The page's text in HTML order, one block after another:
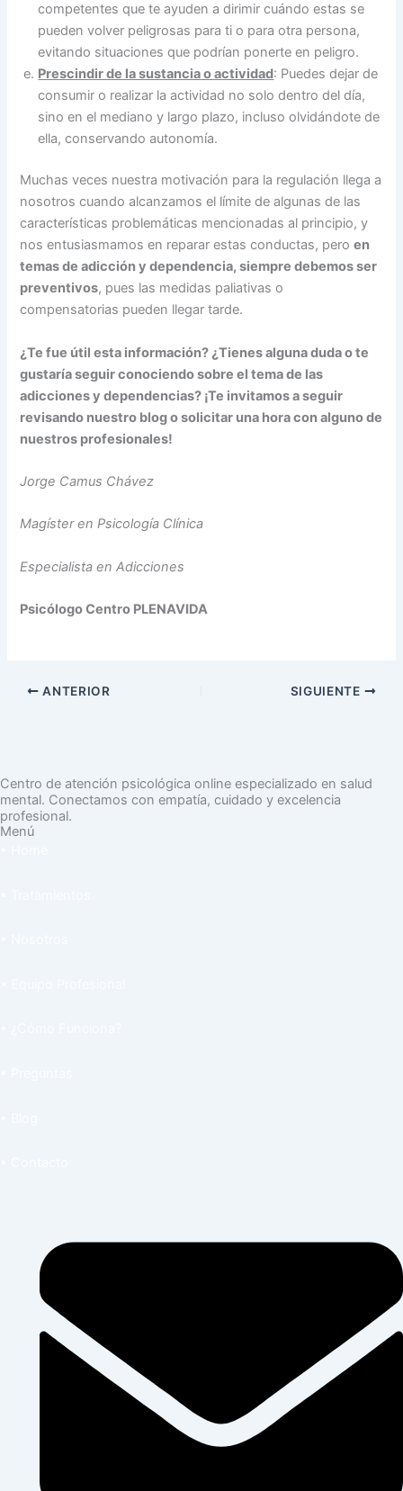
competentes que te ayuden a dirimir cuándo estas se
pueden volver peligrosas para ti o para otra persona,
evitando situaciones que podrían ponerte en peligro.
Prescindir de la sustancia o actividad: Puedes dejar de
consumir o realizar la actividad no solo dentro del día,
sino en el mediano y largo plazo, incluso olvidándote de
ella, conservando autonomía.
Muchas veces nuestra motivación para la regulación llega a
nosotros cuando alcanzamos el límite de algunas de las
características problemáticas mencionadas al principio, y
nos entusiasmamos en reparar estas conductas, peroen
temas de adicción y dependencia, siempre debemos ser
preventivos, pues las medidas paliativas o
compensatorias pueden llegar tarde.
¿Te fue útil esta información? ¿Tienes alguna duda o te
gustaría seguir conociendo sobre el tema de las
adicciones y dependencias? ¡Te invitamos a seguir
revisando nuestro blog o solicitar una hora con alguno de
nuestros profesionales!
Jorge Camus Chávez
Magíster en Psicología Clínica
Especialista en Adicciones
Psicólogo Centro PLENAVIDA
ANTERIOR SIGUIENTE
Centro de atención psicológica online especializado en salud
mental. Conectamos con empatía, cuidado y excelencia
profesional.
Menú